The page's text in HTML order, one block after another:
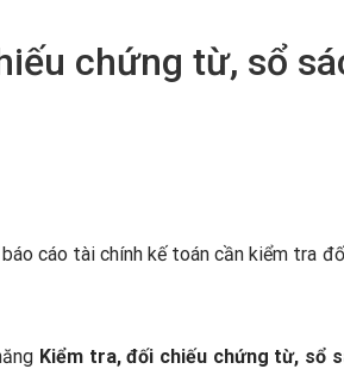
chứng từ, sổ
cáo tài chính kế toán cần kiểm tra
Kiểm tra, đối chiếu chứng từ, sổ